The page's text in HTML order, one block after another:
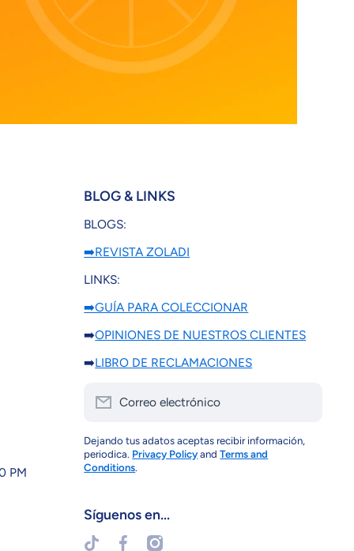
PM
BLOG & LINKS
BLOGS:
➡️REVISTA ZOLADI
LINKS:
➡️GUÍA PARA COLECCIONAR
➡️OPINIONES DE NUESTROS CLIENTES
➡️LIBRO DE RECLAMACIONES
Correo electrónico
Dejando tus adatos aceptas recibir información,
periodica. Privacy PolicyandTerms and
Conditions.
Síguenos en...
tiktokcom/@zoladi
facebookcom/zoladi
instagramcom/zoladiperu/